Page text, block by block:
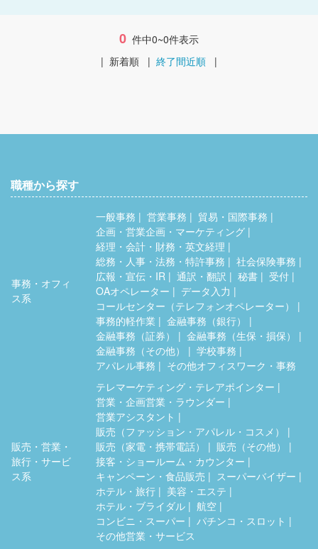
0 件中0~0件表示
| 新着順 | 終了間近順 |
職種から探す
事務・オフィ
ス系
一般事務 営業事務
貿易・国際事務
企画・営業企画・マーケティング
経理・会計・財務・英文経理
総務・人事・法務・特許事務
社会保険事務
広報・宣伝・IR
通訳・翻訳 秘書
受付
OAオペレーター
データ入力
コールセンター（テレフォンオペレーター）
事務的軽作業
金融事務（銀行）
金融事務（証券）
金融事務（生保・損保）
金融事務（その他）
学校事務
アパレル事務
その他オフィスワーク・事務
販売・営業・
旅行・サービ
ス系
テレマーケティング・テレアポインター
営業・企画営業・ラウンダー
営業アシスタント
販売（ファッション・アパレル・コスメ）
販売（家電・携帯電話）
販売（その他）
接客・ショールーム・カウンター
キャンペーン・食品販売
スーパーバイザー
ホテル・旅行
美容・エステ
ホテル・ブライダル
航空
コンビニ・スーパー
パチンコ・スロット
その他営業・サービス